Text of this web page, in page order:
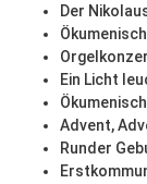
Der
Ein Licht
Advent,
Runder